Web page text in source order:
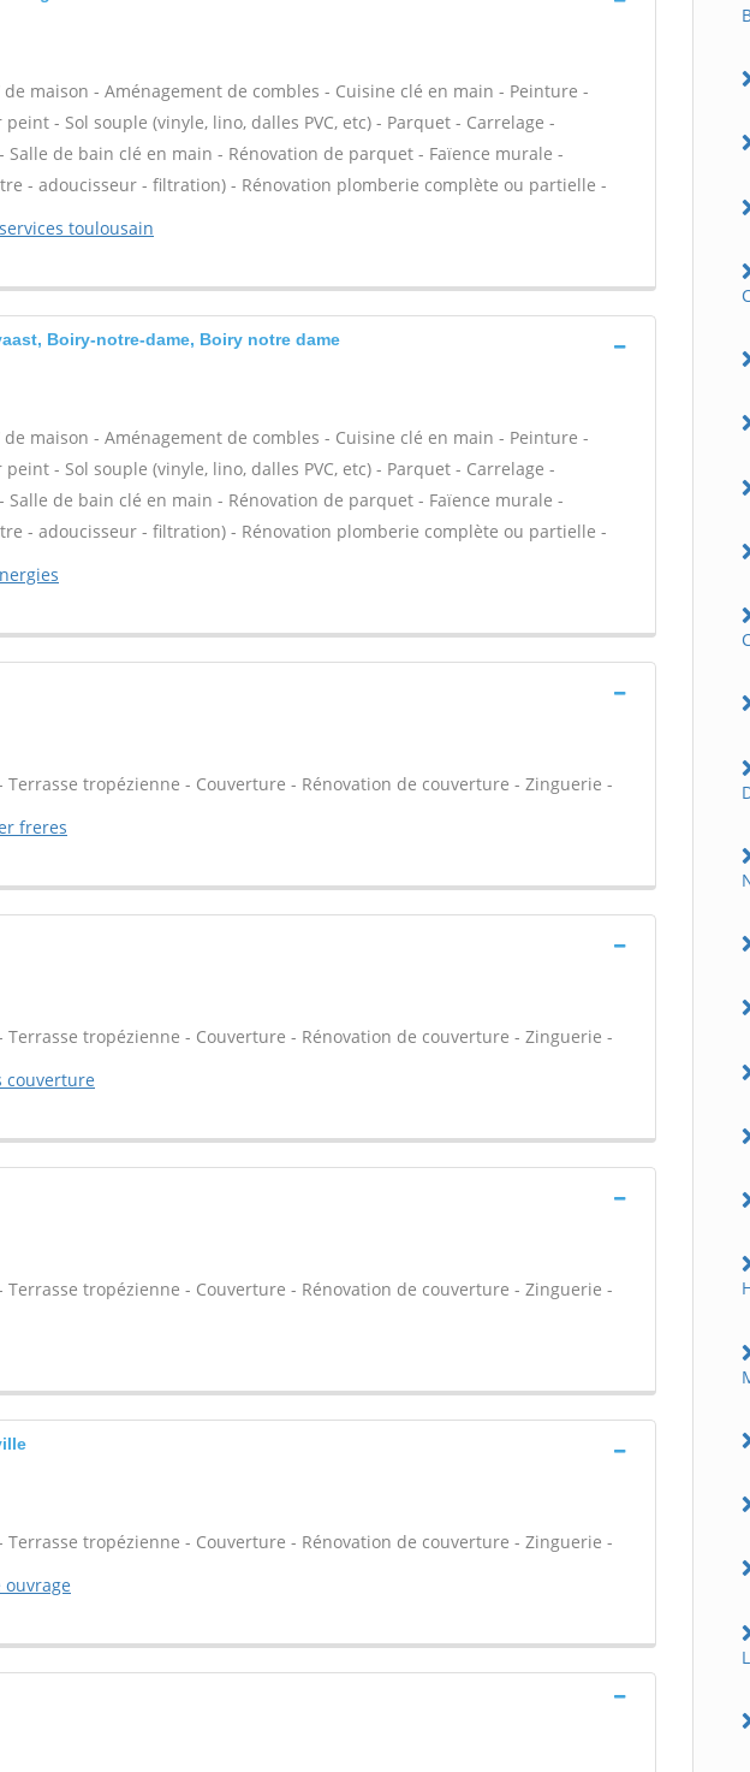
de maison - Aménagement de combles - Cuisine clé en main - Peinture -
- Sol souple (vinyle, lino, dalles PVC, etc) - Parquet - Carrelage -
de bain clé en main - Rénovation de parquet - Faïence murale -
- adoucisseur - filtration) - Rénovation plomberie complète ou partielle -
toulousain
Boiry-notre-dame, Boiry notre dame
de maison - Aménagement de combles - Cuisine clé en main - Peinture -
- Sol souple (vinyle, lino, dalles PVC, etc) - Parquet - Carrelage -
de bain clé en main - Rénovation de parquet - Faïence murale -
- adoucisseur - filtration) - Rénovation plomberie complète ou partielle -
tropézienne - Couverture - Rénovation de couverture - Zinguerie -
freres
tropézienne - Couverture - Rénovation de couverture - Zinguerie -
couverture
tropézienne - Couverture - Rénovation de couverture - Zinguerie -
tropézienne - Couverture - Rénovation de couverture - Zinguerie -
ouvrage